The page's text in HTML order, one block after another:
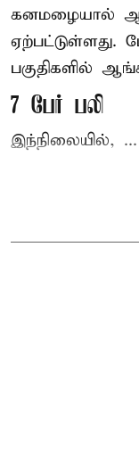
கனமழையால்
ஏற்பட்டுள்ளது.
பகுதிகளில்
7 பேர் பலி
இந்நிலையில், ...